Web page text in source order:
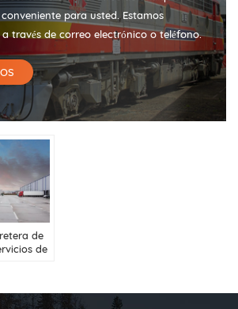
para usted. Estamos
través de correo electrónico o teléfono.
de
de